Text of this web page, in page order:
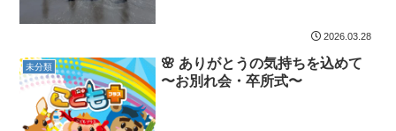
2026.03.28
未分類
🌸 ありがとうの気持ちを込めて
〜お別れ会・卒所式〜